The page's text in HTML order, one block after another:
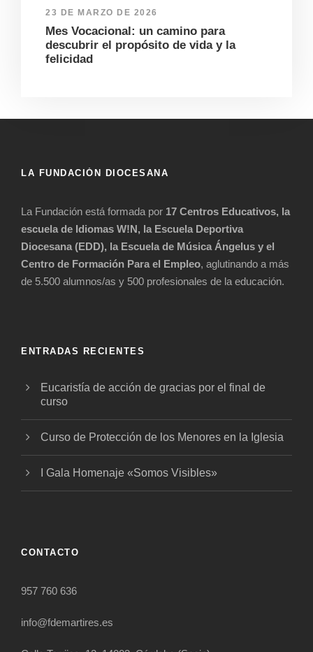
23 DE MARZO DE 2026
Mes Vocacional: un camino para
descubrir el propósito de vida y la
felicidad
LA FUNDACIÓN DIOCESANA
La Fundación está formada por 17 Centros Educativos, la
escuela de Idiomas W!N, la Escuela Deportiva
Diocesana (EDD), la Escuela de Música Ángelus y el
Centro de Formación Para el Empleo, aglutinando a más
de 5.500 alumnos/as y 500 profesionales de la educación.
ENTRADAS RECIENTES
Eucaristía de acción de gracias por el final de
curso
Curso de Protección de los Menores en la Iglesia
I Gala Homenaje «Somos Visibles»
CONTACTO
957 760 636
info@fdemartires.es